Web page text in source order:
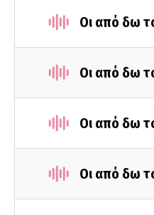
Οι από δω
Οι από δω
Οι από δω
Οι από δω